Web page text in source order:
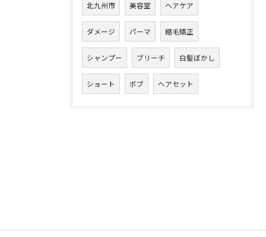
北九州市 美容室 ヘアケア
ダメージ パーマ 縮毛矯正
シャンプー ブリーチ 白髪ぼかし
ショート ボブ ヘアセット